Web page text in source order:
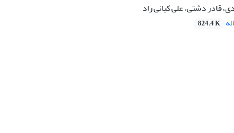
قادر دشتی، علی کیانی راد
824.4 K